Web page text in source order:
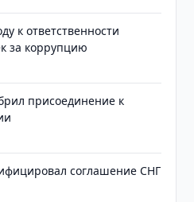
к ответственности
за коррупцию
присоединение к
соглашение СНГ